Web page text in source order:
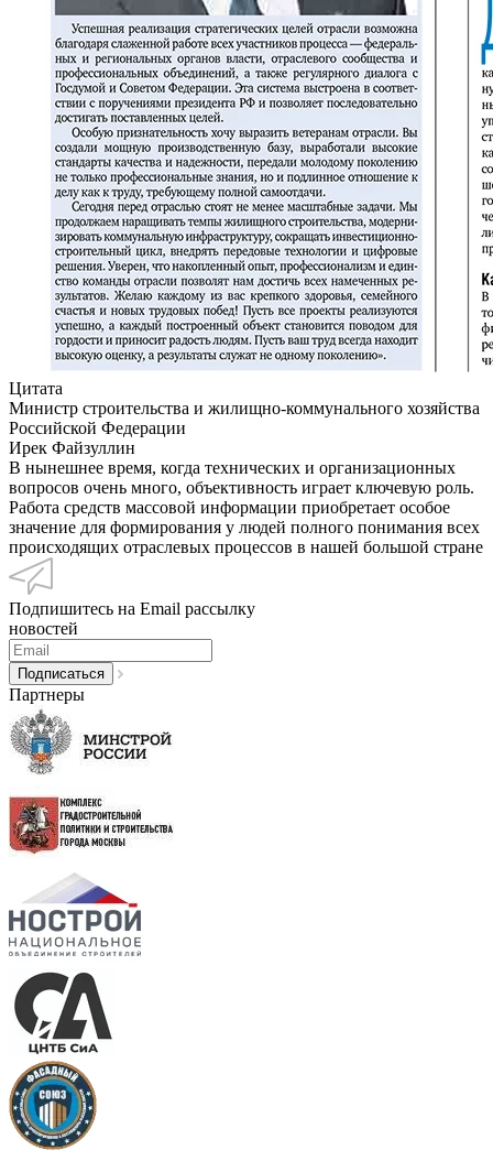
Цитата
Министр строительства и жилищно-коммунального хозяйства
Российской Федерации
Ирек Файзуллин
В нынешнее время, когда технических и организационных
вопросов очень много, объективность играет ключевую роль.
Работа средств массовой информации приобретает особое
значение для формирования у людей полного понимания всех
происходящих отраслевых процессов в нашей большой стране
Подпишитесь на Email рассылку
новостей
Партнеры